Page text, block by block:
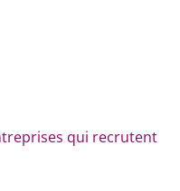
qui recrutent